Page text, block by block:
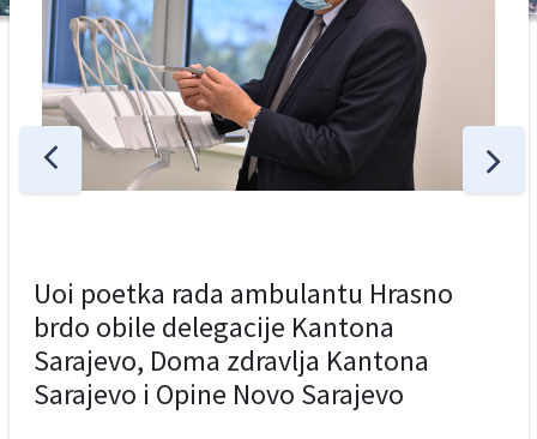
Uoi poetka rada ambulantu Hrasno
brdo obile delegacije Kantona
Sarajevo, Doma zdravlja Kantona
Sarajevo i Opine Novo Sarajevo